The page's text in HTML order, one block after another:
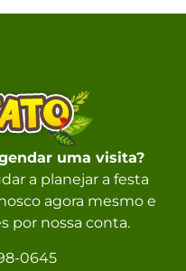
uma visita?
a planejar a festa
agora mesmo e
por nossa conta.
0645